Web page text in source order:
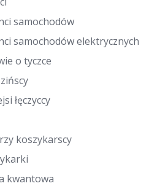
samochodów
samochodów elektrycznych
o tyczce
łęczyccy
koszykarscy
kwantowa